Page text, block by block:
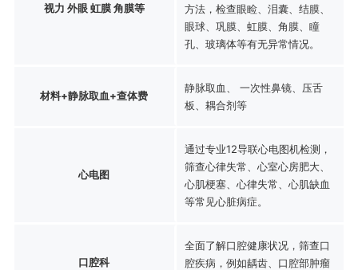
视力 外眼 虹膜 角膜等
方法，检查眼睑、泪囊、结膜、
眼球、巩膜、虹膜、角膜、瞳
孔、玻璃体等有无异常情况。
材料+静脉取血+查体费
静脉取血、 一次性鼻镜、压舌
板、耦合剂等
心电图
通过专业12导联心电图机检测，
筛查心律失常、心室心房肥大、
心肌梗塞、心律失常、心肌缺血
等常见心脏病症。
口腔科
全面了解口腔健康状况，筛查口
腔疾病，例如龋齿、口腔部肿瘤